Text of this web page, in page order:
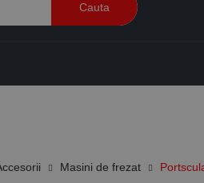
Cauta
Masini de frezat